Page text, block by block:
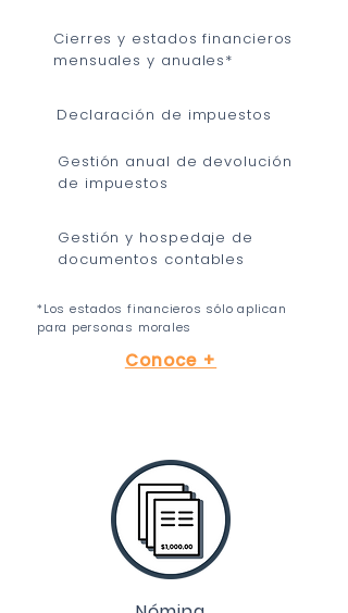
Cierres y estados financieros
mensuales y anuales*
Declaración de impuestos
Gestión anual de devolución
de impuestos
Gestión y hospedaje de
documentos contables
*Los estados financieros sólo aplican
para personas morales
Conoce +